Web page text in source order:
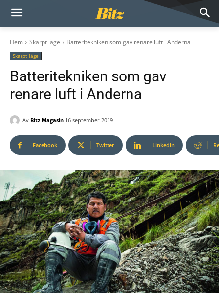
Hem Skarpt läge Batteritekniken som gav renare luft i Anderna
Skarpt läge
Batteritekniken som gav
renare luft i Anderna
Av Bitz Magasin 16 september 2019
Facebook Twitter Linkedin